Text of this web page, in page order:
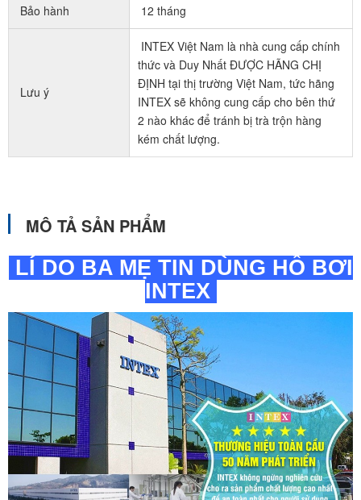
Bảo hành 12 tháng
Lưu ý
INTEX Việt Nam là nhà cung cấp chính
thức và Duy Nhất ĐƯỢC HÃNG CHỊ
ĐỊNH tại thị trường Việt Nam, tức hãng
INTEX sẽ không cung cấp cho bên thứ
2 nào khác để tránh bị trà trộn hàng
kém chất lượng.
MÔ TẢ SẢN PHẨM
LÍ DO BA MẸ TIN DÙNG HỒ BƠI
INTEX